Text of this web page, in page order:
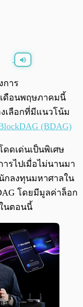
การ
ดือนพฤษภาคมนี้
เลือกที่มีแนวโน้ม
(BDAG)
ดดเด่นเป็นพิเศษ
รไปเมื่อไม่นานมา
กลงทุนมหาศาลใน
โดยมีมูลค่าล็อก
นตอนนี้